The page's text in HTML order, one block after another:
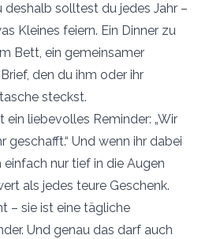
deshalb solltest du jedes Jahr –
Kleines feiern. Ein Dinner zu
Bett, ein gemeinsamer
den du ihm oder ihr
steckst.
liebevolles Reminder: „Wir
geschafft.“ Und wenn ihr dabei
nur tief in die Augen
als jedes teure Geschenk.
– sie ist eine tägliche
Und genau das darf auch